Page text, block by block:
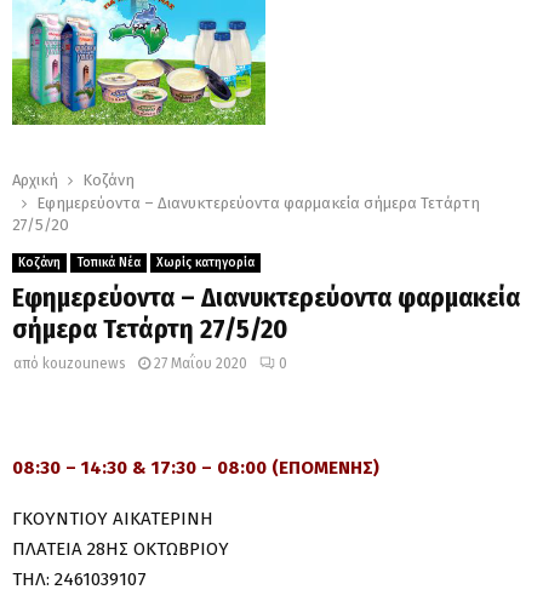
Αρχική
Κοζάνη
Εφημερεύοντα – Διανυκτερεύοντα φαρμακεία σήμερα Τετάρτη
27/5/20
Κοζάνη Τοπικά Νέα Χωρίς κατηγορία
Εφημερεύοντα – Διανυκτερεύοντα φαρμακεία
σήμερα Τετάρτη 27/5/20
από kouzounews 27 Μαΐου 2020 0
08:30 – 14:30 & 17:30 – 08:00 (ΕΠΟΜΕΝΗΣ)
ΓΚΟΥΝΤΙΟΥ ΑΙΚΑΤΕΡΙΝΗ
ΠΛΑΤΕΙΑ 28ΗΣ ΟΚΤΩΒΡΙΟΥ
ΤΗΛ: 2461039107